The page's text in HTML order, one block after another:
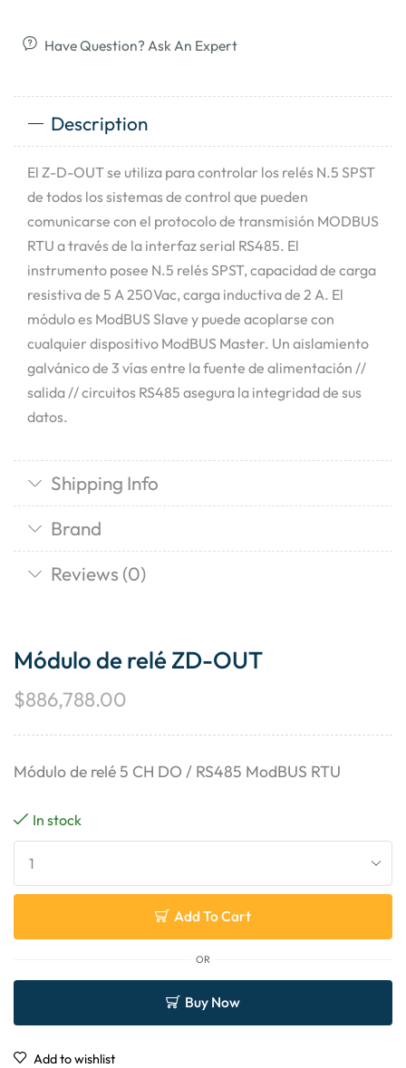
Have Question? Ask An Expert
Description
El Z-D-OUT se utiliza para controlar los relés N.5 SPST
de todos los sistemas de control que pueden
comunicarse con el protocolo de transmisión MODBUS
RTU a través de la interfaz serial RS485. El
instrumento posee N.5 relés SPST, capacidad de carga
resistiva de 5 A 250Vac, carga inductiva de 2 A. El
módulo es ModBUS Slave y puede acoplarse con
cualquier dispositivo ModBUS Master. Un aislamiento
galvánico de 3 vías entre la fuente de alimentación //
salida // circuitos RS485 asegura la integridad de sus
datos.
Shipping Info
Brand
Reviews (0)
Módulo de relé ZD-OUT
$886,788.00
Módulo de relé 5 CH DO / RS485 ModBUS RTU
In stock
Add To Cart
OR
Buy Now
Add to wishlist